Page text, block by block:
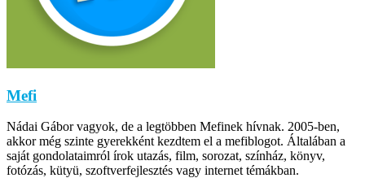
Mefi
Nádai Gábor vagyok, de a legtöbben Mefinek hívnak. 2005-ben,
akkor még szinte gyerekként kezdtem el a mefiblogot. Általában a
saját gondolataimról írok utazás, film, sorozat, színház, könyv,
fotózás, kütyü, szoftverfejlesztés vagy internet témákban.